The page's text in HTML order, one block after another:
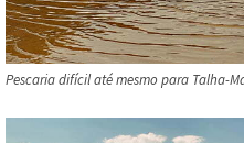
Pescaria difícil até mesmo para Talha-